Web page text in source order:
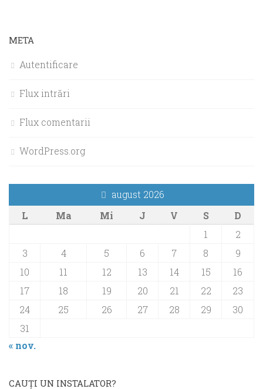
META
Autentificare
Flux intrări
Flux comentarii
WordPress.org
august 2026
L
Ma Mi J V S
D
1
2
3
4 5 6 7 8
9
10
11 12 13 14 15
16
17
18 19 20 21 22
23
24
25 26 27 28 29
30
31
« nov.
CAUŢI UN INSTALATOR?